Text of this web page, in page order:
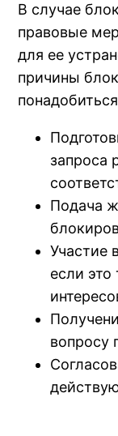
В случае
правовые
для ее
причины
запроса
Подача
Участие
если
вопросу